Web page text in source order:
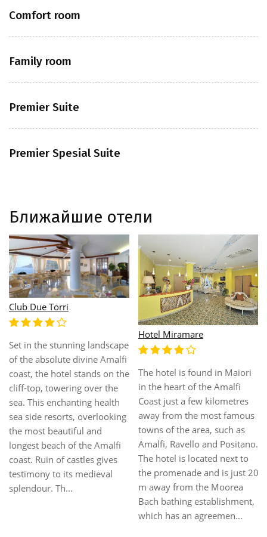
Comfort room
Family room
Premier Suite
Premier Spesial Suite
Ближайшие отели
Club Due Torri
Set in the stunning landscape
of the absolute divine Amalfi
coast, the hotel stands on the
cliff-top, towering over the
sea. This enchanting health
sea side resorts, overlooking
the most beautiful and
longest beach of the Amalfi
coast. Ruin of castles gives
testimony to its medieval
splendour. Th...
Hotel Miramare
The hotel is found in Maiori
in the heart of the Amalfi
Coast just a few kilometres
away from the most famous
towns of the area, such as
Amalfi, Ravello and Positano.
The hotel is located next to
the promenade and is just 20
m away from the Moorea
Bach bathing establishment,
which has an agreemen...